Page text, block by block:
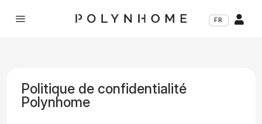
a FR 
Politique de confidentialité
Polynhome